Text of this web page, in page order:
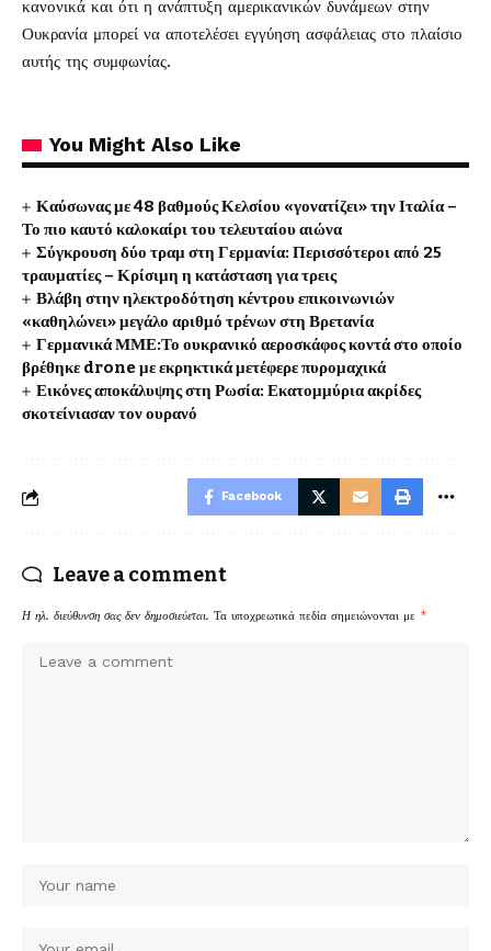
κανονικά και ότι η ανάπτυξη αμερικανικών δυνάμεων στην
Ουκρανία μπορεί να αποτελέσει εγγύηση ασφάλειας στο πλαίσιο
αυτής της συμφωνίας.
You Might Also Like
Καύσωνας με 48 βαθμούς Κελσίου «γονατίζει» την Ιταλία –
Το πιο καυτό καλοκαίρι του τελευταίου αιώνα
Σύγκρουση δύο τραμ στη Γερμανία: Περισσότεροι από 25
τραυματίες – Κρίσιμη η κατάσταση για τρεις
Βλάβη στην ηλεκτροδότηση κέντρου επικοινωνιών
«καθηλώνει» μεγάλο αριθμό τρένων στη Βρετανία
Γερμανικά ΜΜΕ:Το ουκρανικό αεροσκάφος κοντά στο οποίο
βρέθηκε drone με εκρηκτικά μετέφερε πυρομαχικά
Εικόνες αποκάλυψης στη Ρωσία: Εκατομμύρια ακρίδες
σκοτείνιασαν τον ουρανό
Facebook
Leave a comment
Η ηλ. διεύθυνση σας δεν δημοσιεύεται. Τα υποχρεωτικά πεδία σημειώνονται με *